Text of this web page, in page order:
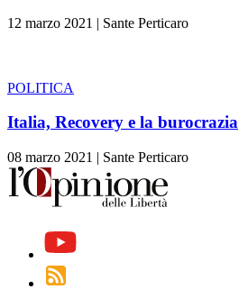
12 marzo 2021 | Sante Perticaro
POLITICA
Italia, Recovery e la burocrazia
08 marzo 2021 | Sante Perticaro